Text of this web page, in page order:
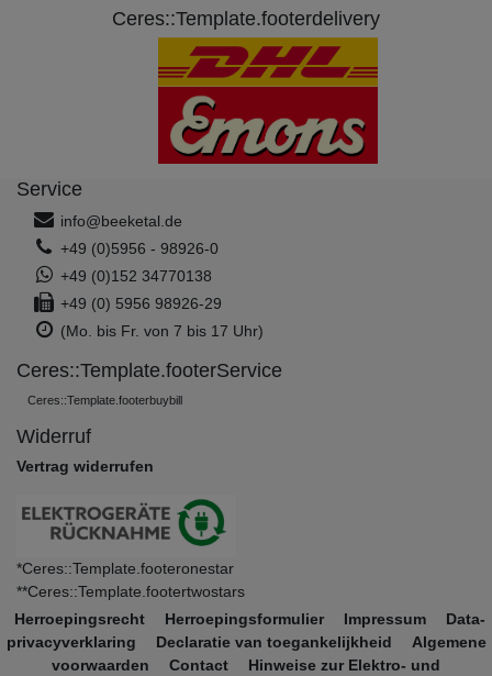
Ceres::Template.footerdelivery
Service
info@beeketal.de
+49 (0)5956 - 98926-0
+49 (0)152 34770138
+49 (0) 5956 98926-29
(Mo. bis Fr. von 7 bis 17 Uhr)
Ceres::Template.footerService
Ceres::Template.footerbuybill
Widerruf
Vertrag widerrufen
*Ceres::Template.footeronestar
**Ceres::Template.footertwostars
Herroepings­recht
Herroepings­formulier Impressum
Data­
privacy­verklaring
Declaratie van toegankelijkheid
Algemene
voorwaarden
Contact Hinweise zur Elektro- und